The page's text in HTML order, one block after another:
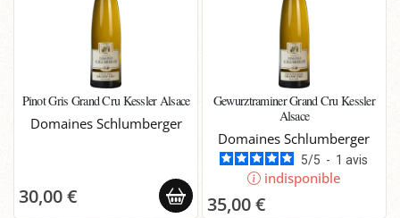
Pinot Gris Grand Cru Kessler Alsace
Domaines Schlumberger
30,00 €
Gewurztraminer Grand Cru Kessler
Alsace
Domaines Schlumberger
5/5 - 1avis
indisponible
35,00 €